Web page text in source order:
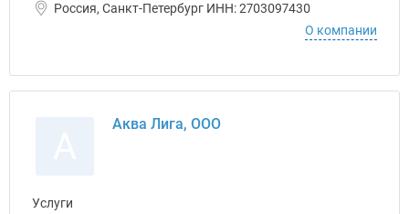
Россия, Санкт-Петербург ИНН: 2703097430
О компании
Аква Лига, ООО
Услуги